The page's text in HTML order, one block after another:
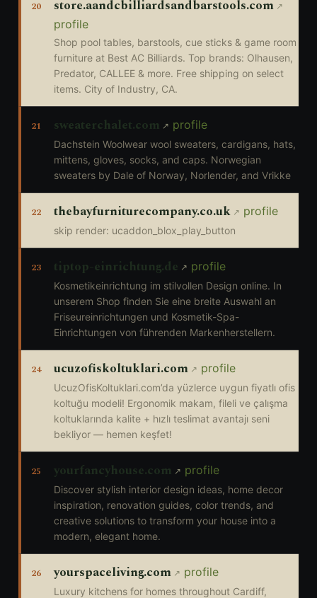
20 store.aandcbilliardsandbarstools.com
profile
Shop pool tables, barstools, cue sticks & game room
furniture at Best AC Billiards. Top brands: Olhausen,
Predator, CALLEE & more. Free shipping on select
items. City of Industry, CA.
21 sweaterchalet.com profile
Dachstein Woolwear wool sweaters, cardigans, hats,
mittens, gloves, socks, and caps. Norwegian
sweaters by Dale of Norway, Norlender, and Vrikke
22 thebayfurniturecompany.co.uk profile
skip render: ucaddon_blox_play_button
23 tiptop-einrichtung.de profile
Kosmetikeinrichtung im stilvollen Design online. In
unserem Shop finden Sie eine breite Auswahl an
Friseureinrichtungen und Kosmetik-Spa-
Einrichtungen von führenden Markenherstellern.
24 ucuzofiskoltuklari.com profile
UcuzOfisKoltuklari.com’da yüzlerce uygun fiyatlı ofis
koltuğu modeli! Ergonomik makam, fileli ve çalışma
koltuklarında kalite + hızlı teslimat avantajı seni
bekliyor — hemen keşfet!
25 yourfancyhouse.com profile
Discover stylish interior design ideas, home decor
inspiration, renovation guides, color trends, and
creative solutions to transform your house into a
modern, elegant home.
26 yourspaceliving.com profile
Luxury kitchens for homes throughout Cardiff,